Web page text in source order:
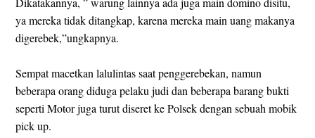
ya mereka tidak ditangkap, karena mereka main uang makanya
digerebek,”ungkapnya.
Sempat macetkan lalulintas saat penggerebekan, namun
beberapa orang diduga pelaku judi dan beberapa barang bukti
seperti Motor juga turut diseret ke Polsek dengan sebuah mobik
pick up.